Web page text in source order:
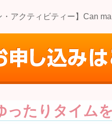
たりタイム